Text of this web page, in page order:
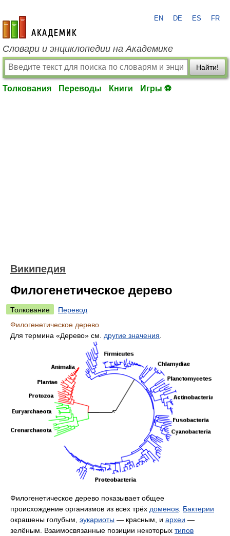
academic.ru
EN DE ES FR
Словари и энциклопедии на Академике
Найти!
Толкования Переводы Книги Игры ⚽
Википедия
Филогенетическое дерево
Толкование
Перевод
Филогенетическое дерево
Для термина «Дерево» см. другие значения
Филогенетическое дерево показывает общее
происхождение организмов из всех трёх доменов Бактерии
окрашены голубым, эукариоты — красным, и археи —
зелёным. Взаимосвязанные позиции некоторых типов